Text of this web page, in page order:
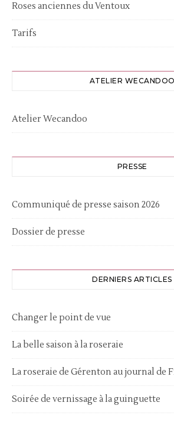
Roses anciennes du Ventoux
Tarifs
ATELIER WECANDOO
Atelier Wecandoo
PRESSE
Communiqué de presse saison 2026
Dossier de presse
DERNIERS ARTICLES
Changer le point de vue
La belle saison à la roseraie
La roseraie de Gérenton au journal de
Soirée de vernissage à la guinguette